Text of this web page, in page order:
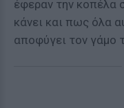
έφεραν την κοπέλα
κάνει και πως όλα
αποφύγει τον γάμο